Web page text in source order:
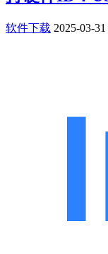
软件下载 2025-03-31